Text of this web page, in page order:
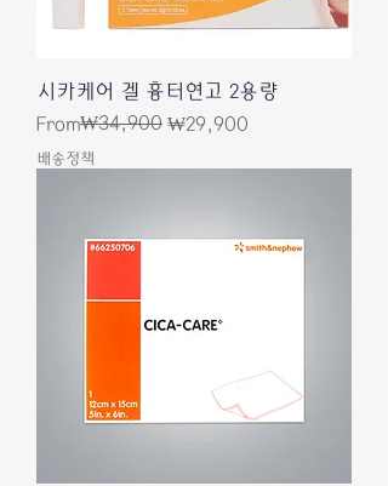
시카케어 겔 흉터연고 2용량
From
Regular Price
₩34,900 ₩29,900
Sale Price
배송정책